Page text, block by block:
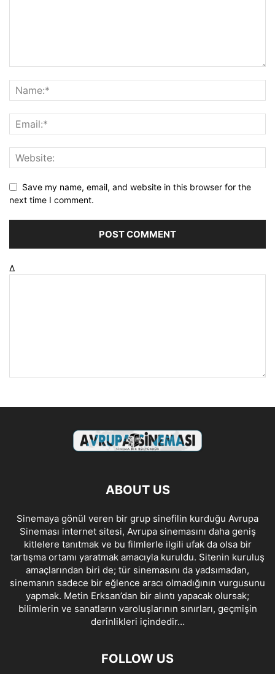
Save my name, email, and website in this browser for the
next time I comment.
Δ
ABOUT US
Sinemaya gönül veren bir grup sinefilin kurduğu Avrupa
Sineması internet sitesi, Avrupa sinemasını daha geniş
kitlelere tanıtmak ve bu filmlerle ilgili ufak da olsa bir
tartışma ortamı yaratmak amacıyla kuruldu. Sitenin kuruluş
amaçlarından biri de; tür sinemasını da yadsımadan,
sinemanın sadece bir eğlence aracı olmadığının vurgusunu
yapmak. Metin Erksan’dan bir alıntı yapacak olursak;
bilimlerin ve sanatların varoluşlarının sınırları, geçmişin
derinlikleri içindedir…
FOLLOW US